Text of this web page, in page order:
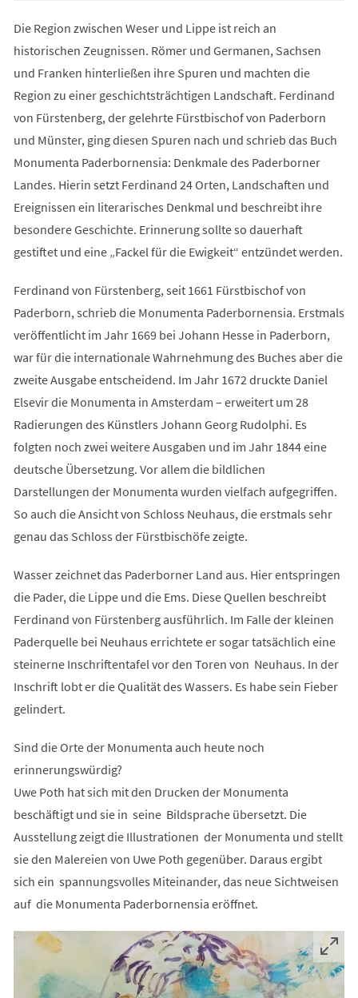
Die Region zwischen Weser und Lippe ist reich an
historischen Zeugnissen. Römer und Germanen, Sachsen
und Franken hinterließen ihre Spuren und machten die
Region zu einer geschichtsträchtigen Landschaft. Ferdinand
von Fürstenberg, der gelehrte Fürstbischof von Paderborn
und Münster, ging diesen Spuren nach und schrieb das Buch
Monumenta Paderbornensia: Denkmale des Paderborner
Landes. Hierin setzt Ferdinand 24 Orten, Landschaften und
Ereignissen ein literarisches Denkmal und beschreibt ihre
besondere Geschichte. Erinnerung sollte so dauerhaft
gestiftet und eine „Fackel für die Ewigkeit“ entzündet werden.
Ferdinand von Fürstenberg, seit 1661 Fürstbischof von
Paderborn, schrieb die Monumenta Paderbornensia. Erstmals
veröffentlicht im Jahr 1669 bei Johann Hesse in Paderborn,
war für die internationale Wahrnehmung des Buches aber die
zweite Ausgabe entscheidend. Im Jahr 1672 druckte Daniel
Elsevir die Monumenta in Amsterdam – erweitert um 28
Radierungen des Künstlers Johann Georg Rudolphi. Es
folgten noch zwei weitere Ausgaben und im Jahr 1844 eine
deutsche Übersetzung. Vor allem die bildlichen
Darstellungen der Monumenta wurden vielfach aufgegriffen.
So auch die Ansicht von Schloss Neuhaus, die erstmals sehr
genau das Schloss der Fürstbischöfe zeigte.
Wasser zeichnet das Paderborner Land aus. Hier entspringen
die Pader, die Lippe und die Ems. Diese Quellen beschreibt
Ferdinand von Fürstenberg ausführlich. Im Falle der kleinen
Paderquelle bei Neuhaus errichtete er sogar tatsächlich eine
steinerne Inschriftentafel vor den Toren von Neuhaus. In der
Inschrift lobt er die Qualität des Wassers. Es habe sein Fieber
gelindert.
Sind die Orte der Monumenta auch heute noch
erinnerungswürdig?
Uwe Poth hat sich mit den Drucken der Monumenta
beschäftigt und sie in seine Bildsprache übersetzt. Die
Ausstellung zeigt die Illustrationen der Monumenta und stellt
sie den Malereien von Uwe Poth gegenüber. Daraus ergibt
sich ein spannungsvolles Miteinander, das neue Sichtweisen
auf die Monumenta Paderbornensia eröffnet.